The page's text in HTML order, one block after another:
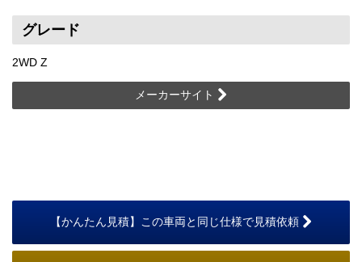
グレード
2WD Z
メーカーサイト
【かんたん見積】この車両と同じ仕様で見積依頼